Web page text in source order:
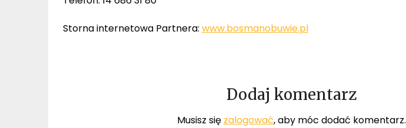
Storna internetowa Partnera: www.bosmanobuwie.pl
Dodaj komentarz
Musisz się zalogować, aby móc dodać komentarz.